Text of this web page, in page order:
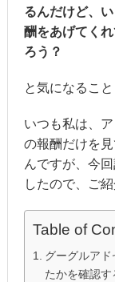
るんだけど、
酬をあげてく
ろう？
と気になるこ
いつも私は、
の報酬だけを
んですが、今
したので、ご
Table of
グーグルア
たかを確認す